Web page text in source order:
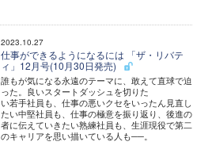
2023.10.27
仕事ができるようになるには 「ザ・リバテ
ィ」12月号(10月30日発売)
誰もが気になる永遠のテーマに、敢えて直球で迫
った。良いスタートダッシュを切りた
い若手社員も、仕事の悪いクセをいったん見直し
たい中堅社員も、仕事の極意を振り返り、後進の
者に伝えていきたい熟練社員も、生涯現役で第二
のキャリアを思い描いている人も──。